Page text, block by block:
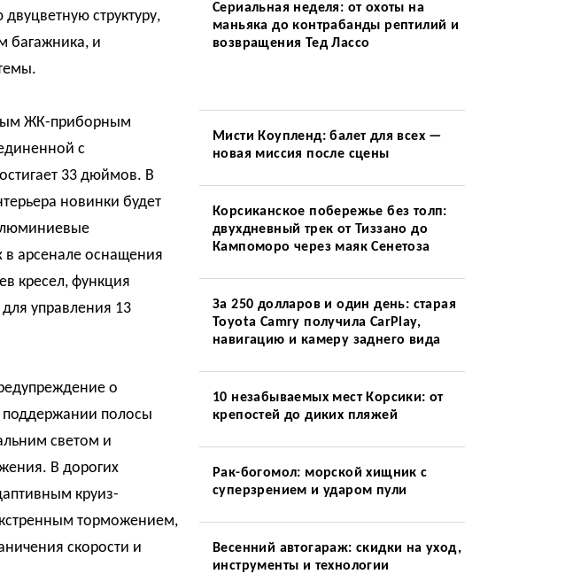
структуру,
багажника, и
ЖК-приборным
с
33 дюймов. В
новинки будет
в арсенале оснащения
кресел, функция
управления 13
о
полосы
светом и
В дорогих
круиз-
торможением,
скорости и
Сериальная неделя: от охоты на
маньяка до контрабанды рептилий и
возвращения Тед Лассо
Мисти Коупленд: балет для всех —
новая миссия после сцены
Корсиканское побережье без толп:
двухдневный трек от Тиззано до
Кампоморо через маяк Сенетоза
За 250 долларов и один день: старая
Toyota Camry получила CarPlay,
навигацию и камеру заднего вида
10 незабываемых мест Корсики: от
крепостей до диких пляжей
Рак-богомол: морской хищник с
суперзрением и ударом пули
Весенний автогараж: скидки на уход,
инструменты и технологии